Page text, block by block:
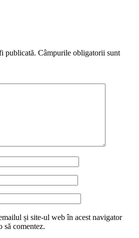
publicată. Câmpurile obligatorii sunt
și site-ul web în acest navigator
să comentez.